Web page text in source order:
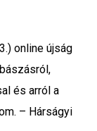
online újság
és arról a
– Hárságyi